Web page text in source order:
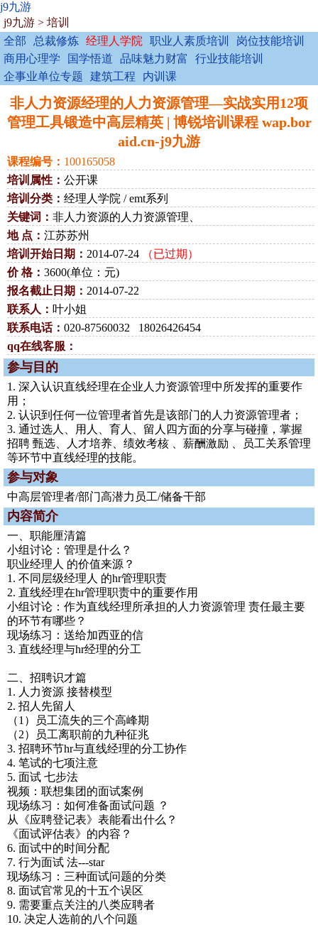
j9九游
j9九游 > 培训
全部
总裁修炼 经理人学院 职业人素质培训
岗位技能培训
商用心理学
国学悟道 品味魅力财富
行业技能培训
企事业单位专题
建筑工程 内训课
非人力资源经理的人力资源管理—实战实用12项
管理工具锻造中高层精英 | 博锐培训课程 wap.bor
aid.cn-j9九游
课程编号： 100165058
培训属性： 公开课
培训分类： 经理人学院 / emt系列
关键词： 非人力资源的人力资源管理、
地 点： 江苏苏州
培训开始日期： 2014-07-24
（已过期）
价 格： 3600(单位：元)
报名截止日期： 2014-07-22
联系人： 叶小姐
联系电话： 020-87560032 18026426454
qq在线客服：
参与目的
1. 深入认识直线经理在企业人力资源管理中所发挥的重要作
用；
2. 认识到任何一位管理者首先是该部门的人力资源管理者；
3. 通过选人、用人、育人、留人四方面的分享与碰撞，掌握
招聘 甄选、人才培养、绩效考核 、薪酬激励 、员工关系管理
等环节中直线经理的技能。
参与对象
中高层管理者/部门高潜力员工/储备干部
内容简介
一、职能厘清篇
小组讨论：管理是什么？
职业经理人 的价值来源？
1. 不同层级经理人 的hr管理职责
2. 直线经理在hr管理职责中的重要作用
小组讨论：作为直线经理所承担的人力资源管理 责任最主要
的环节有哪些？
现场练习：送给加西亚的信
3. 直线经理与hr经理的分工
二、招聘识才篇
1. 人力资源 接替模型
2. 招人先留人
（1）员工流失的三个高峰期
（2）员工离职前的九种征兆
3. 招聘环节hr与直线经理的分工协作
4. 笔试的七项注意
5. 面试 七步法
视频：联想集团的面试案例
现场练习：如何准备面试问题 ？
从《应聘登记表》表能看出什么？
《面试评估表》的内容？
6. 面试中的时间分配
7. 行为面试 法---star
现场练习：三种面试问题的分类
8. 面试官常见的十五个误区
9. 需要重点关注的八类应聘者
10. 决定人选前的八个问题